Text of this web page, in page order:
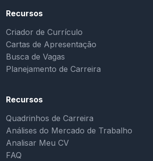
Recursos
Criador de Currículo
Cartas de Apresentação
Busca de Vagas
Planejamento de Carreira
Recursos
Quadrinhos de Carreira
Análises do Mercado de Trabalho
Analisar Meu CV
FAQ